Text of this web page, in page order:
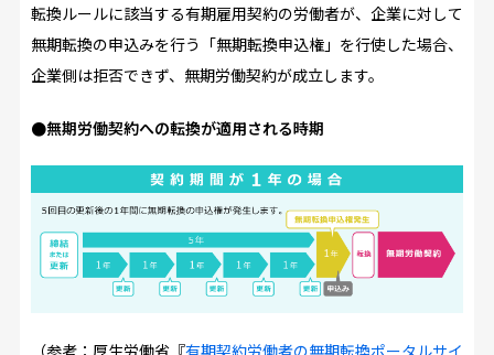
転換ルールに該当する有期雇用契約の労働者が、企業に対して
無期転換の申込みを行う「無期転換申込権」を行使した場合、
企業側は拒否できず、無期労働契約が成立します。
●無期労働契約への転換が適用される時期